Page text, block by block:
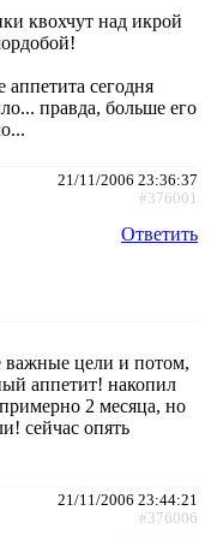
квохчут над икрой
аппетита сегодня
правда, больше его
21/11/2006 23:36:37
#376001
Ответить
важные цели и потом,
аппетит! накопил
2 месяца, но
сейчас опять
21/11/2006 23:44:21
#376006